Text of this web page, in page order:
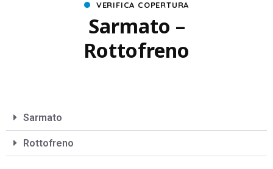
VERIFICA COPERTURA
Sarmato –
Rottofreno
Sarmato
Rottofreno